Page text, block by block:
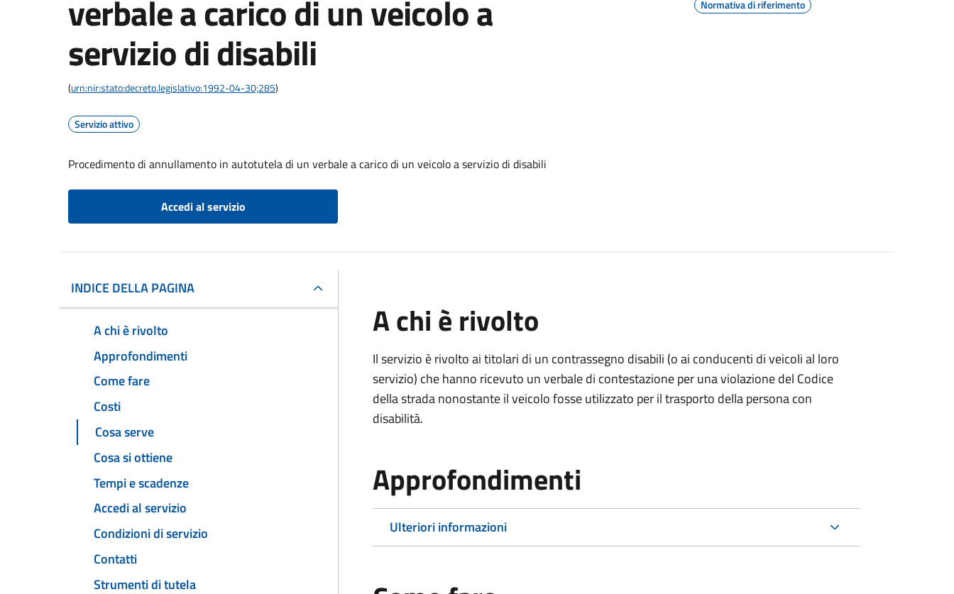
verbale a carico di un veicolo a
servizio di disabili
(urn:nir:stato:decreto.legislativo:1992-04-30;285)
Servizio attivo
Procedimento di annullamento in autotutela di un verbale a carico di un veicolo a servizio di disabili
Accedi al servizio
Normativa di riferimento
INDICE DELLA PAGINA
A chi è rivolto
Approfondimenti
Come fare
Costi
Cosa serve
Cosa si ottiene
Tempi e scadenze
Accedi al servizio
Condizioni di servizio
Contatti
Strumenti di tutela
A chi è rivolto
Il servizio è rivolto ai titolari di un contrassegno disabili (o ai conducenti di veicoli al loro
servizio) che hanno ricevuto un verbale di contestazione per una violazione del Codice
della strada nonostante il veicolo fosse utilizzato per il trasporto della persona con
disabilità.
Approfondimenti
Ulteriori informazioni